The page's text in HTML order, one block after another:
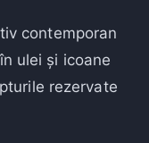
contemporan
ulei și icoane
rezervate